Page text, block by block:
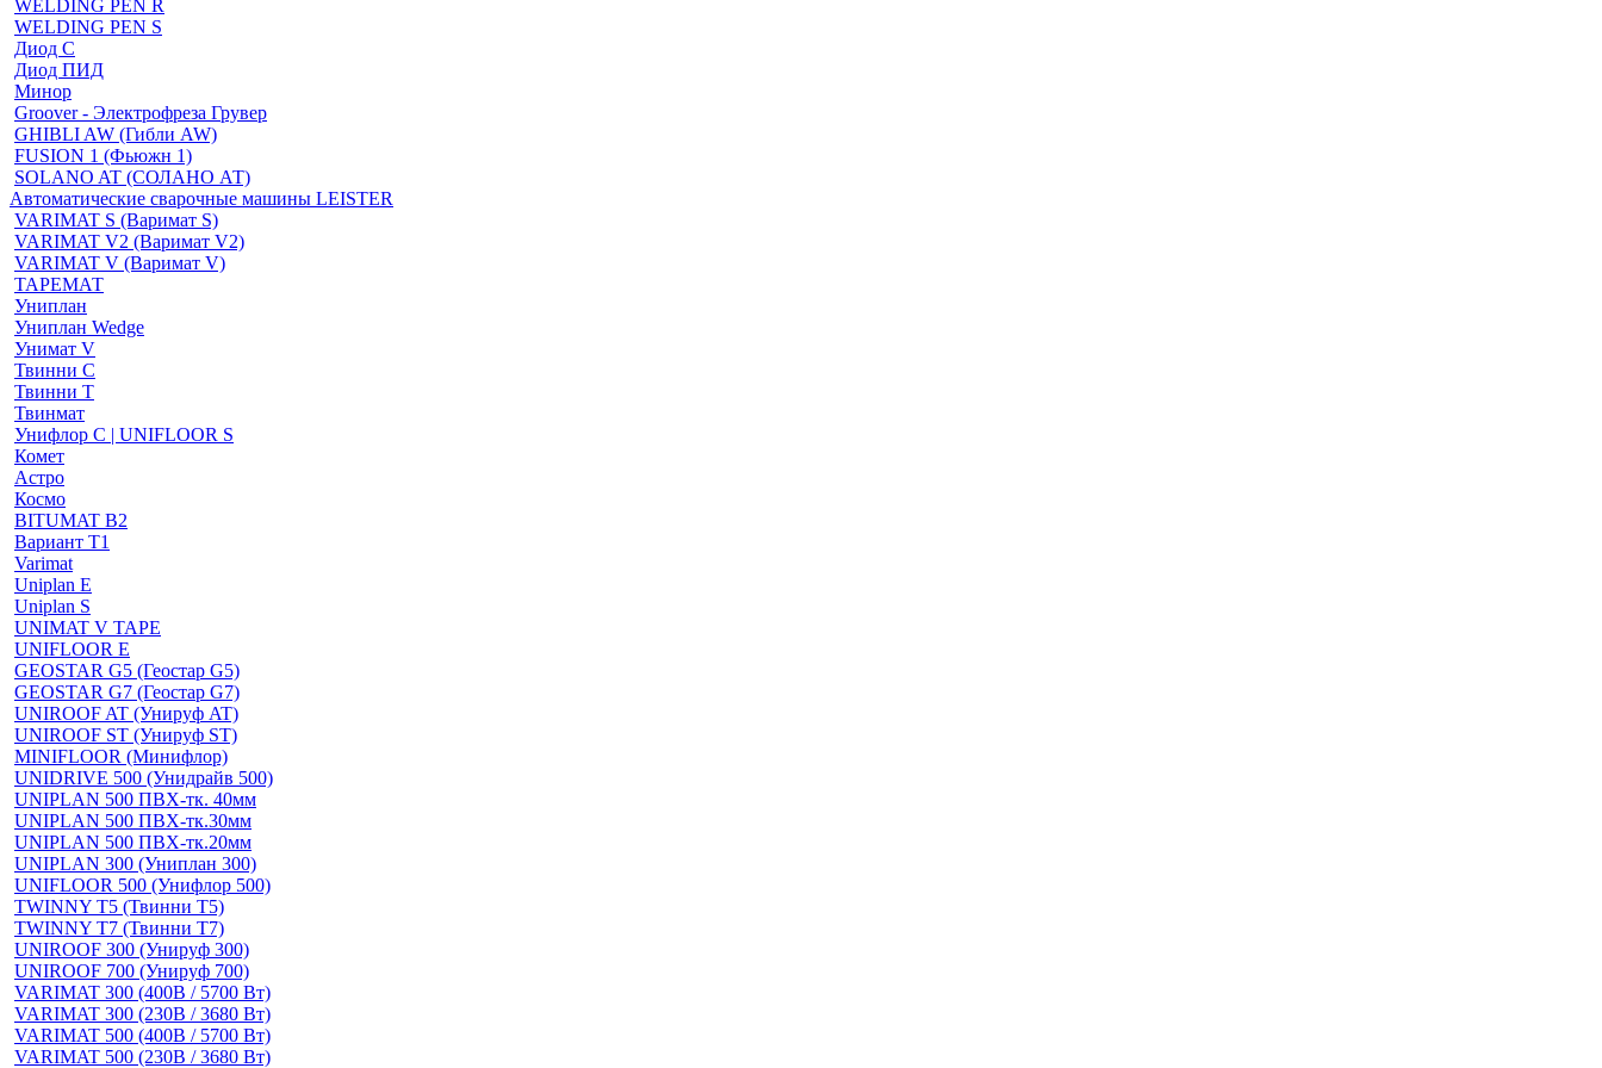
WELDING PEN R
WELDING PEN S
Диод С
Диод ПИД
Минор
Groover - Электрофреза Грувер
GHIBLI AW (Гибли AW)
FUSION 1 (Фьюжн 1)
SOLANO AT (СОЛАНО АТ)
Автоматические сварочные машины LEISTER
VARIMAT S (Варимат S)
VARIMAT V2 (Варимат V2)
VARIMAT V (Варимат V)
ТАРЕМАТ
Униплан
Униплан Wedge
Унимат V
Твинни С
Твинни Т
Твинмат
Унифлор C | UNIFLOOR S
Комет
Астро
Космо
BITUMAT B2
Вариант Т1
Varimat
Uniplan E
Uniplan S
UNIMAT V TAPE
UNIFLOOR E
GEOSTAR G5 (Геостар G5)
GEOSTAR G7 (Геостар G7)
UNIROOF AT (Унируф AT)
UNIROOF ST (Унируф ST)
MINIFLOOR (Минифлор)
UNIDRIVE 500 (Унидрайв 500)
UNIPLAN 500 ПВХ-тк. 40мм
UNIPLAN 500 ПВХ-тк.30мм
UNIPLAN 500 ПВХ-тк.20мм
UNIPLAN 300 (Униплан 300)
UNIFLOOR 500 (Унифлор 500)
TWINNY T5 (Твинни Т5)
TWINNY T7 (Твинни Т7)
UNIROOF 300 (Унируф 300)
UNIROOF 700 (Унируф 700)
VARIMAT 300 (400В / 5700 Вт)
VARIMAT 300 (230В / 3680 Вт)
VARIMAT 500 (400В / 5700 Вт)
VARIMAT 500 (230В / 3680 Вт)